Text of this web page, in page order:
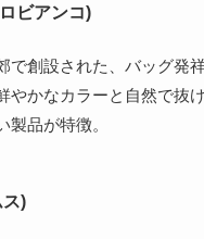
ビアンコ)
で創設された、バッグ発
やかなカラーと自然で抜
製品が特徴。
)